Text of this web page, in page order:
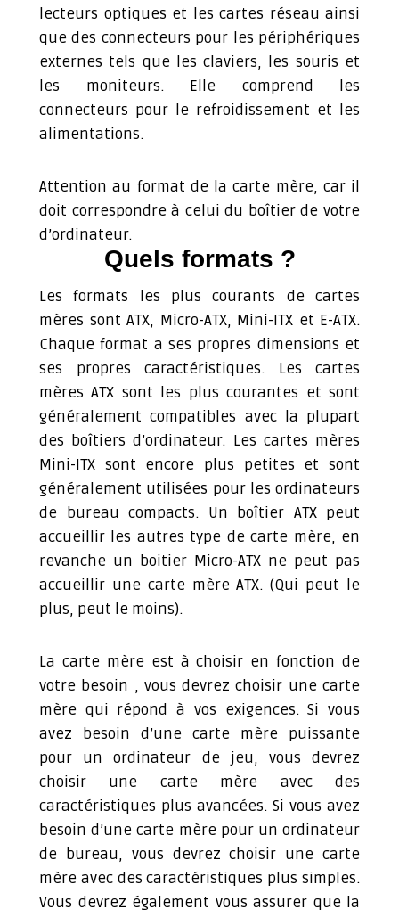
lecteurs optiques et les cartes réseau ainsi
que des connecteurs pour les périphériques
externes tels que les claviers, les souris et
les moniteurs. Elle comprend les
connecteurs pour le refroidissement et les
alimentations.
Attention au format de la carte mère, car il
doit correspondre à celui du boîtier de votre
d’ordinateur.
Quels formats ?
Les formats les plus courants de cartes
mères sont ATX, Micro-ATX, Mini-ITX et E-ATX.
Chaque format a ses propres dimensions et
ses propres caractéristiques. Les cartes
mères ATX sont les plus courantes et sont
généralement compatibles avec la plupart
des boîtiers d’ordinateur. Les cartes mères
Mini-ITX sont encore plus petites et sont
généralement utilisées pour les ordinateurs
de bureau compacts. Un boîtier ATX peut
accueillir les autres type de carte mère, en
revanche un boitier Micro-ATX ne peut pas
accueillir une carte mère ATX. (Qui peut le
plus, peut le moins).
La carte mère est à choisir en fonction de
votre besoin , vous devrez choisir une carte
mère qui répond à vos exigences. Si vous
avez besoin d’une carte mère puissante
pour un ordinateur de jeu, vous devrez
choisir une carte mère avec des
caractéristiques plus avancées. Si vous avez
besoin d’une carte mère pour un ordinateur
de bureau, vous devrez choisir une carte
mère avec des caractéristiques plus simples.
Vous devrez également vous assurer que la